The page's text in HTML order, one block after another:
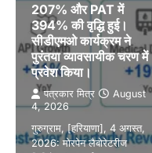
207% और PAT में
394% की वृद्धि हुई।
सीडीएमओ कार्यक्रम ने
पुरंतया व्यावसायीक चरण में
प्रवेश किया।
पत्रकार मित्र
August
4, 2026
गुरुग्राम, [हरियाणा], 4 अगस्त,
2026: मोरपेन लैबोरेटरीज